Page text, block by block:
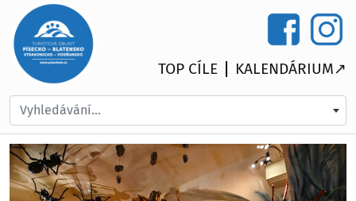
Vyhledávání...
TOP CÍLE KALENDÁRIUM↗